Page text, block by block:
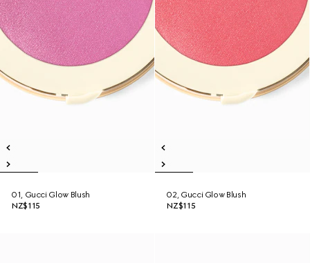
01, Gucci Glow Blush
NZ$115
02, Gucci Glow Blush
NZ$115